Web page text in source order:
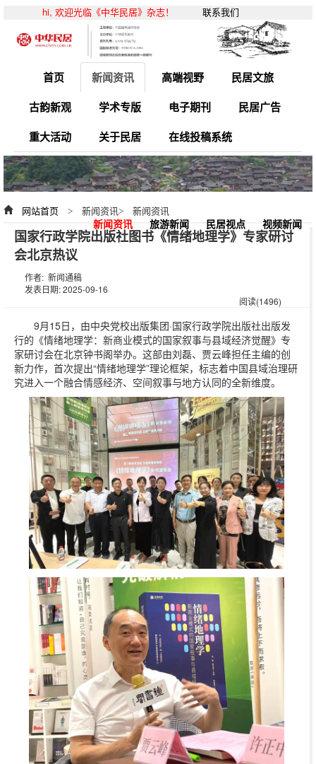
hi, 欢迎光临《中华民居》杂志！ 联系我们
首页 新闻资讯 高端视野
民居文旅
古韵新观
学术专版 电子期刊
民居广告
重大活动
关于民居 在线投稿系统
网站首页 > 新闻资讯> 新闻资讯
新闻资讯 旅游新闻 民居视点 视频新闻
国家行政学院出版社图书《情绪地理学》专家研讨
会北京热议
作者: 新闻通稿
发表日期: 2025-09-16
阅读(1496)
9月15日，由中央党校出版集团·国家行政学院出版社出版发
行的《情绪地理学：新商业模式的国家叙事与县域经济觉醒》专
家研讨会在北京钟书阁举办。这部由刘磊、贾云峰担任主编的创
新力作，首次提出“情绪地理学”理论框架，标志着中国县域治理研
究进入一个融合情感经济、空间叙事与地方认同的全新维度。